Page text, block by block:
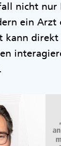
nicht nur
ein Arzt
kann direkt